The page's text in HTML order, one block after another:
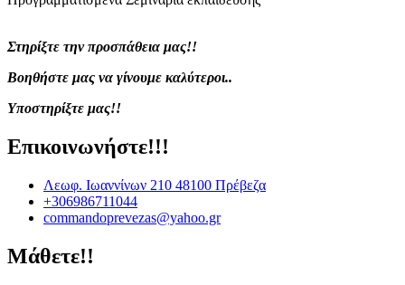
Στηρίξτε την προσπάθεια μας!!
Βοηθήστε μας να γίνουμε καλύτεροι..
Υποστηρίξτε μας!!
Επικοινωνήστε!!!
Λεωφ. Ιωαννίνων 210 48100 Πρέβεζα
+306986711044
commandoprevezas@yahoo.gr
Μάθετε!!